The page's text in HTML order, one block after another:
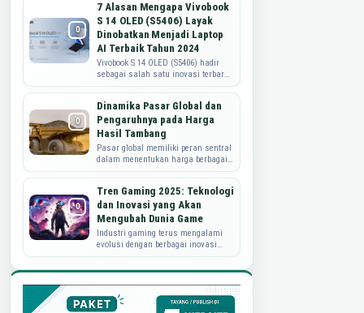
manfaat. Manfaat paling...
7 Alasan Mengapa Vivobook
S 14 OLED (S5406) Layak
Dinobatkan Menjadi Laptop
AI Terbaik Tahun 2024
Vivobook S 14 OLED (S5406) hadir
sebagai salah satu inovasi terbaru
dalam dunia teknologi, khususnya
in...
Dinamika Pasar Global dan
Pengaruhnya pada Harga
Hasil Tambang
Pasar global memiliki peran sentral
dalam menentukan harga berbagai
hasil tambang, dari logam hingga
perm...
Tren Gaming 2025: Teknologi
dan Inovasi yang Akan
Mengubah Dunia Game
Industri gaming terus mengalami
evolusi dengan berbagai inovasi
teknologi yang semakin canggih.
Tahun 2025 diprediksi akan menjadi